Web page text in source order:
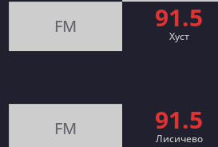
FM 91.5
Хуст
FM 91.5
Лисичево